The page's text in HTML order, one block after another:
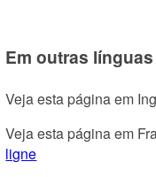
Em outras línguas
Veja esta página em
Veja esta página em
ligne